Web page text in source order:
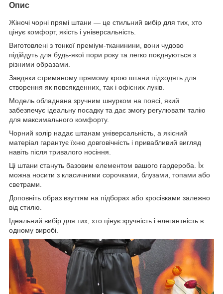
Опис
Жіночі чорні прямі штани — це стильний вибір для тих, хто
цінує комфорт, якість і універсальність.
Виготовлені з тонкої преміум-тканинини, вони чудово
підійдуть для будь-якої пори року та легко поєднуються з
різними образами.
Завдяки стриманому прямому крою штани підходять для
створення як повсякденних, так і офісних луків.
Модель обладнана зручним шнурком на поясі, який
забезпечує ідеальну посадку та дає змогу регулювати талію
для максимального комфорту.
Чорний колір надає штанам універсальність, а якісний
матеріал гарантує їхню довговічність і привабливий вигляд
навіть після тривалого носіння.
Ці штани стануть базовим елементом вашого гардероба. Їх
можна носити з класичними сорочками, блузами, топами або
светрами.
Доповніть образ взуттям на підборах або кросівками залежно
від стилю.
Ідеальний вибір для тих, хто цінує зручність і елегантність в
одному виробі.